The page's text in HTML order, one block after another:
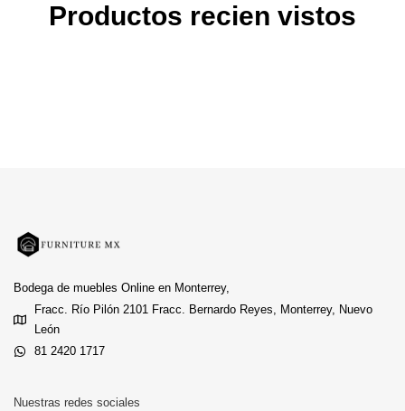
Productos recien vistos
Bodega de muebles Online en Monterrey,
Fracc. Río Pilón 2101 Fracc. Bernardo Reyes, Monterrey, Nuevo
León
81 2420 1717
Nuestras redes sociales